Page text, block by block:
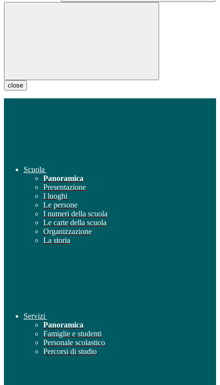
close
Scuola
Panoramica
Presentazione
I luoghi
Le persone
I numeri della scuola
Le carte della scuola
Organizzazione
La storia
Servizi
Panoramica
Famiglie e studenti
Personale scolastico
Percorsi di studio